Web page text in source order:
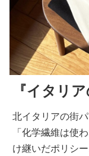
『イタリ
北イタリアの街
「化学繊維は使
け継いだポリシ